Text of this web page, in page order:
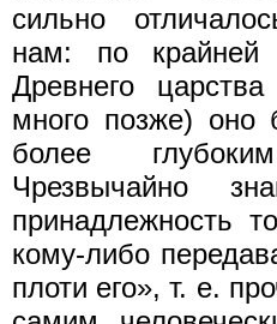
сильно
нам: по
Древнего
много позже) оно
более
Чрезвычайно
принадлежность
кому-либо
плоти его», т. е.